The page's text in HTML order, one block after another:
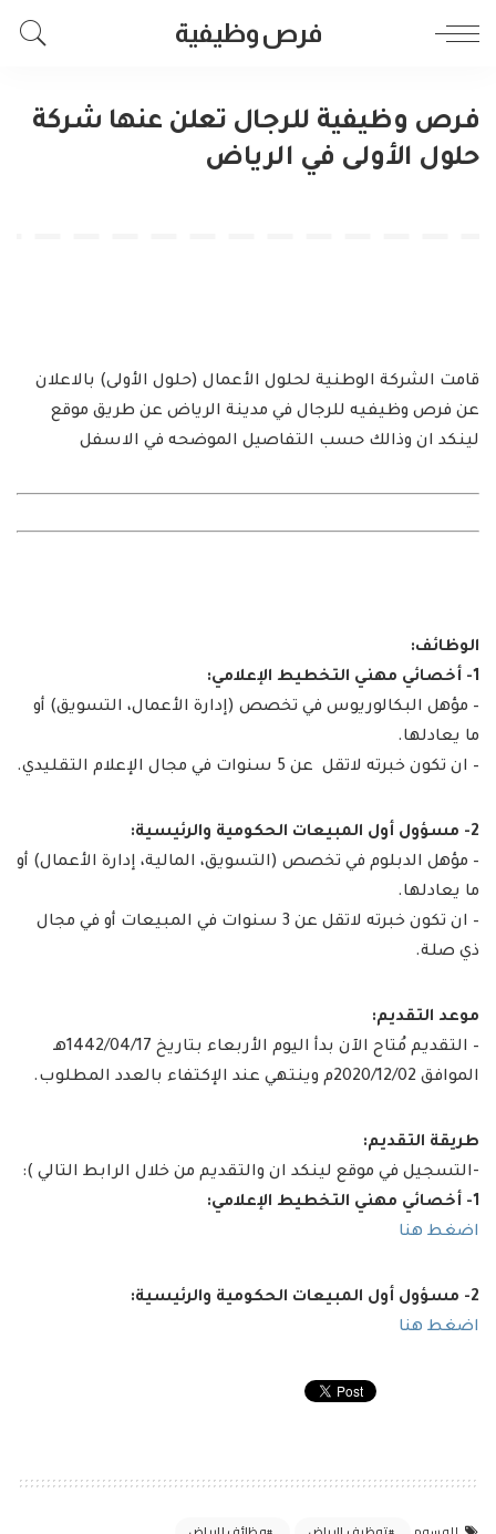
فرص وظيفية
فرص وظيفية للرجال تعلن عنها شركة
حلول الأولى في الرياض
قامت الشركة الوطنية لحلول الأعمال (حلول الأولى) بالاعلان
عن فرص وظيفيه للرجال في مدينة الرياض عن طريق موقع
لينكد ان وذالك حسب التفاصيل الموضحه في الاسفل
الوظائف:
1- أخصائي مهني التخطيط الإعلامي:
– مؤهل البكالوريوس في تخصص (إدارة الأعمال، التسويق) أو
ما يعادلها.
– ان تكون خبرته لاتقل عن 5 سنوات في مجال الإعلام التقليدي.
2- مسؤول أول المبيعات الحكومية والرئيسية:
– مؤهل الدبلوم في تخصص (التسويق، المالية، إدارة الأعمال) أو
ما يعادلها.
– ان تكون خبرته لاتقل عن 3 سنوات في المبيعات أو في مجال
ذي صلة.
موعد التقديم:
– التقديم مُتاح الآن بدأ اليوم الأربعاء بتاريخ 1442/04/17هـ
الموافق 2020/12/02م وينتهي عند الإكتفاء بالعدد المطلوب.
طريقة التقديم:
-التسجيل في موقع لينكد ان والتقديم من خلال الرابط التالي ):
1- أخصائي مهني التخطيط الإعلامي:
اضغط هنا
2- مسؤول أول المبيعات الحكومية والرئيسية:
اضغط هنا